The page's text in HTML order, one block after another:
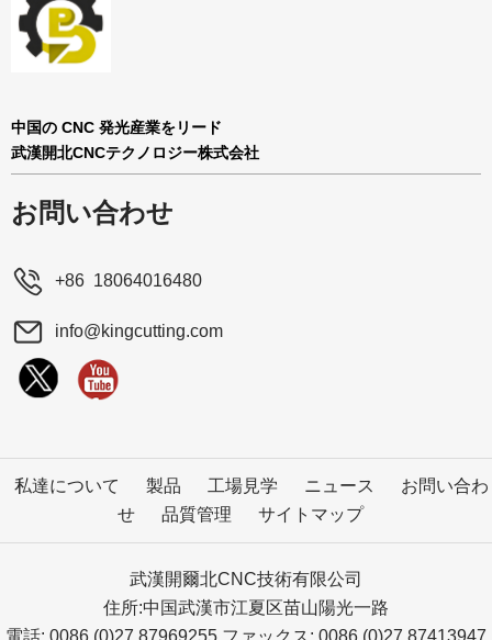
中国の CNC 発光産業をリード
武漢開北CNCテクノロジー株式会社
お問い合わせ
+86 18064016480
info@kingcutting.com
私達について 製品 工場見学 ニュース
お問い合わ
せ
品質管理 サイトマップ
武漢開爾北CNC技術有限公司
住所:中国武漢市江夏区苗山陽光一路
電話: 0086 (0)27 87969255 ファックス: 0086 (0)27 87413947